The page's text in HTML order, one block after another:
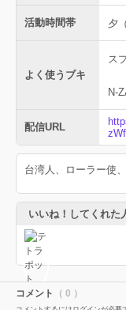
活動時間帯 夕
よく使うブキ
ス
N-
配信URL
台湾人、ローラー使
いいね！してくれた
コメント （ 0 ）